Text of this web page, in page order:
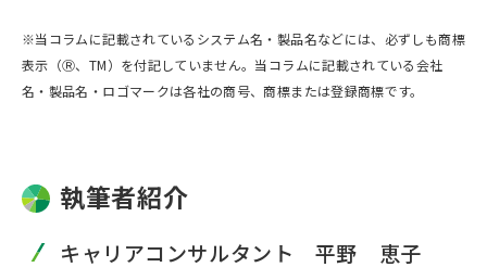
※当コラムに記載されているシステム名・製品名などには、必ずしも商標
表示（Ⓡ、TM）を付記していません。当コラムに記載されている会社
名・製品名・ロゴマークは各社の商号、商標または登録商標です。
執筆者紹介
キャリアコンサルタント 平野 恵子